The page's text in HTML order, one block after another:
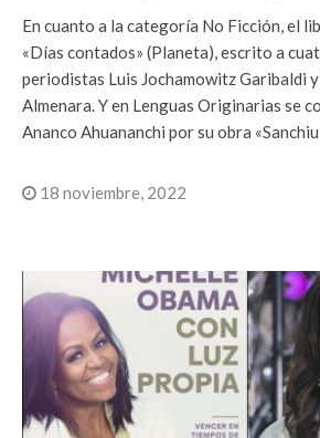
En cuanto a la categoría No Ficción, el
«Días contados» (Planeta), escrito a
periodistas Luis Jochamowitz Garibaldi
Almenara. Y en Lenguas Originarias se
Ananco Ahuananchi por su obra
18 noviembre, 2022